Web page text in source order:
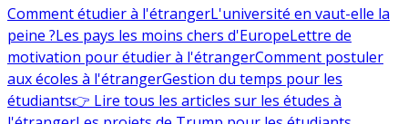
Comment étudier à l'étrangerL'université en vaut-elle la
peine ?Les pays les moins chers d'EuropeLettre de
motivation pour étudier à l'étrangerComment postuler
aux écoles à l'étrangerGestion du temps pour les
étudiants👉 Lire tous les articles sur les études à